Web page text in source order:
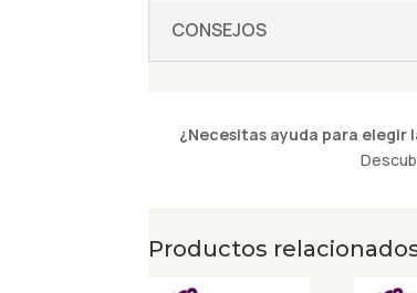
CONSEJOS
¿Necesitas ayuda para elegir
Productos